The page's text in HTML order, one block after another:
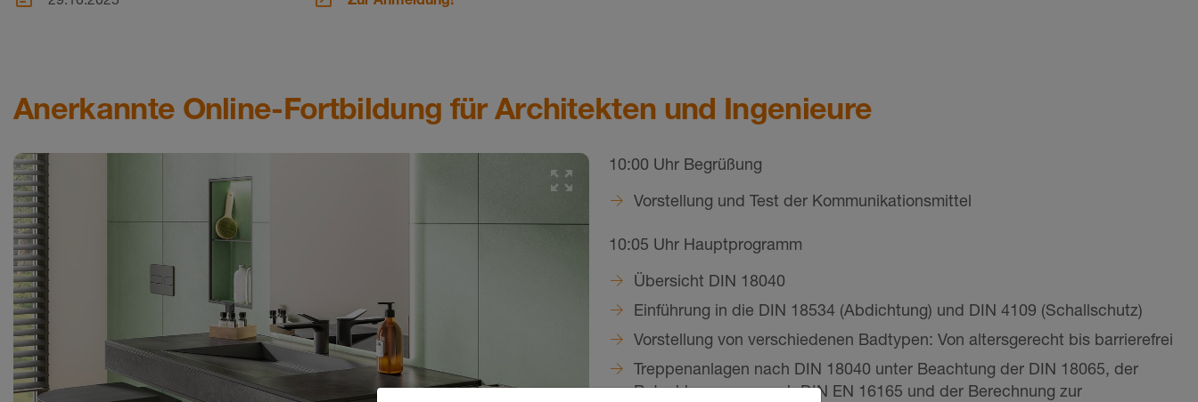
Anerkannte Online-Fortbildung für Architekten und Ingenieure
10:00 Uhr Begrüßung
Vorstellung und Test der Kommunikationsmittel
10:05 Uhr Hauptprogramm
Übersicht DIN 18040
Einführung in die DIN 18534 (Abdichtung) und DIN 4109 (Schallschutz)
Vorstellung von verschiedenen Badtypen: Von altersgerecht bis barrierefrei
Treppenanlagen nach DIN 18040 unter Beachtung der DIN 18065, der
Rutschhemmung nach DIN EN 16165 und der Berechnung zur